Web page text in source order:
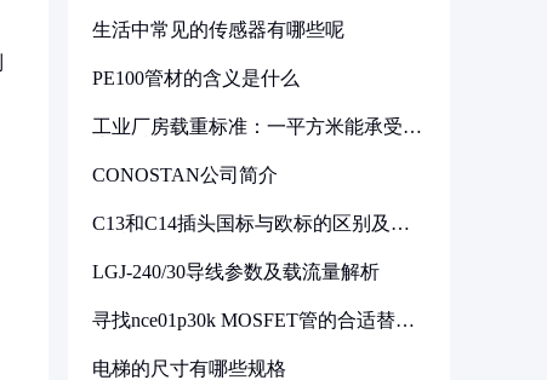
生活中常见的传感器有哪些呢
PE100管材的含义是什么
工业厂房载重标准：一平方米能承受多
CONOSTAN公司简介
C13和C14插头国标与欧标的区别及其
LGJ-240/30导线参数及载流量解析
寻找nce01p30k MOSFET管的合适替代
电梯的尺寸有哪些规格